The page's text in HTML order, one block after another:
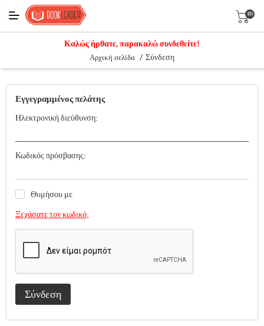
(0)
Καλώς ήρθατε, παρακαλώ συνδεθείτε!
Αρχική σελίδα / Σύνδεση
Εγγεγραμμένος πελάτης
Ηλεκτρονική διεύθυνση:
Κωδικός πρόσβασης:
Θυμήσου με
Ξεχάσατε τον κωδικό;
Σύνδεση